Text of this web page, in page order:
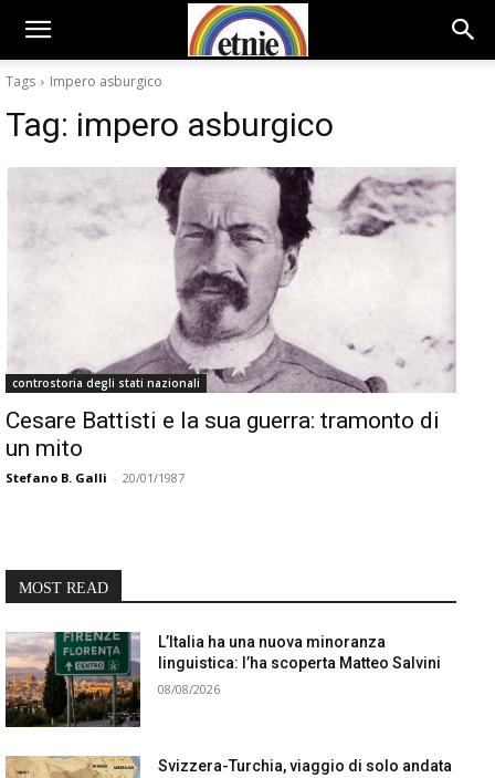
Tags Impero asburgico
Tag: impero asburgico
controstoria degli stati nazionali
Cesare Battisti e la sua guerra: tramonto di
un mito
Stefano B. Galli - 20/01/1987
MOST READ
L’Italia ha una nuova minoranza
linguistica: l’ha scoperta Matteo Salvini
08/08/2026
Svizzera-Turchia, viaggio di solo andata